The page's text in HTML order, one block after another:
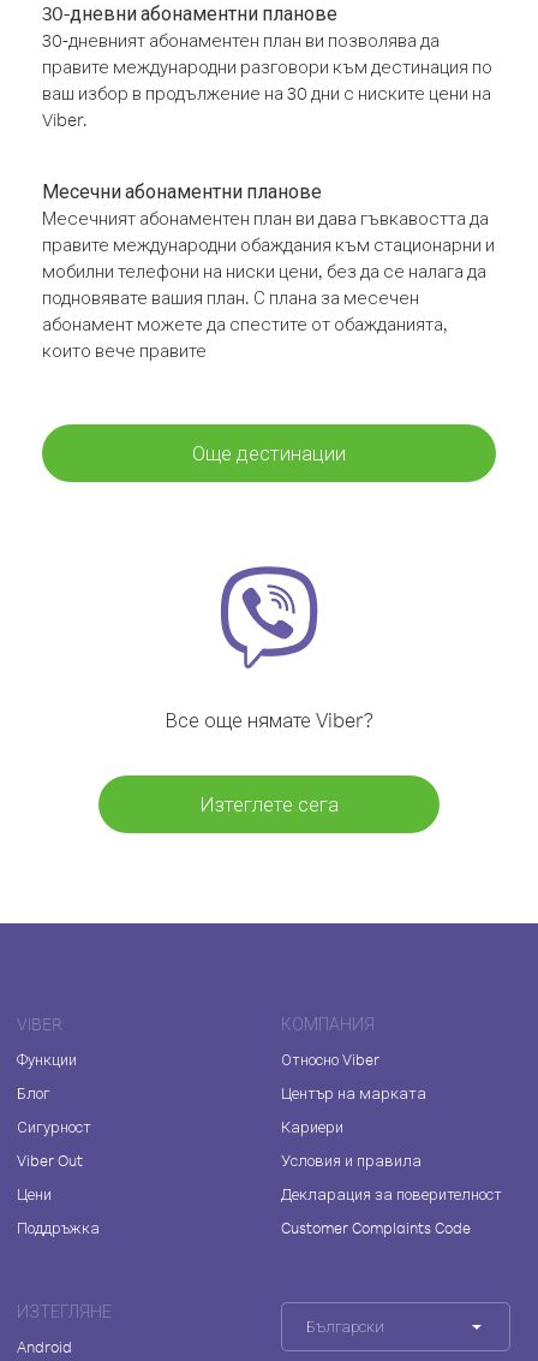
30-дневни абонаментни планове
30-дневният абонаментен план ви позволява да
правите международни разговори към дестинация по
ваш избор в продължение на 30 дни с ниските цени на
Viber.
Месечни абонаментни планове
Месечният абонаментен план ви дава гъвкавостта да
правите международни обаждания към стационарни и
мобилни телефони на ниски цени, без да се налага да
подновявате вашия план. С плана за месечен
абонамент можете да спестите от обажданията,
които вече правите
Още дестинации
Все още нямате Viber?
Изтеглете сега
VIBER
Функции
Блог
Сигурност
Viber Out
Цени
Поддръжка
КОМПАНИЯ
Относно Viber
Център на марката
Кариери
Условия и правила
Декларация за поверителност
Customer Complaints Code
ИЗТЕГЛЯНЕ
Android
Български